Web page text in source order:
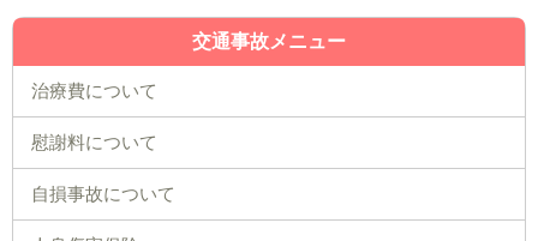
交通事故メニュー
治療費について
慰謝料について
自損事故について